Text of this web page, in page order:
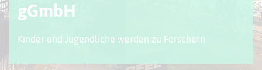
gGmbH
Kinder und Jugendliche werden zu Forschern